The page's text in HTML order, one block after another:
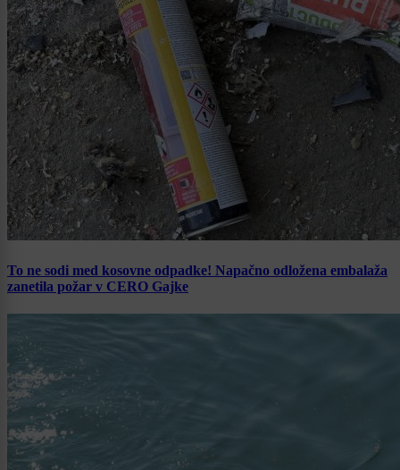
To ne sodi med kosovne odpadke! Napačno odložena embalaža
zanetila požar v CERO Gajke